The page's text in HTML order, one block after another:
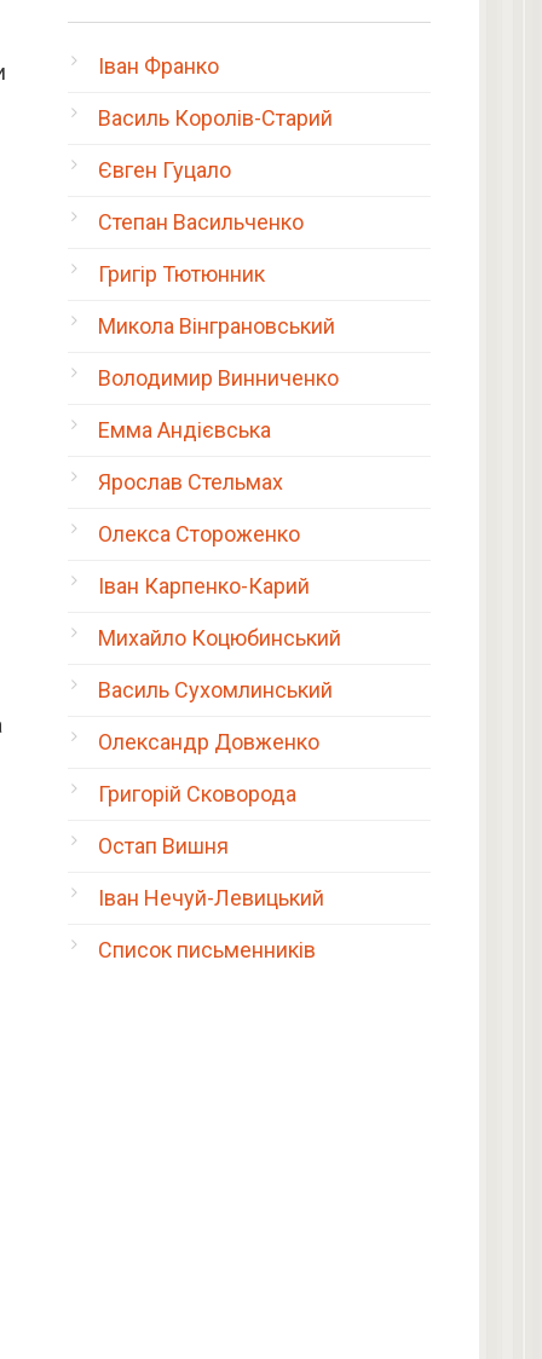
Іван Франко
Василь Королів-Старий
Євген Гуцало
Степан Васильченко
Григір Тютюнник
Микола Вінграновський
Володимир Винниченко
Емма Андієвська
Ярослав Стельмах
Олекса Стороженко
Іван Карпенко-Карий
Михайло Коцюбинський
Василь Сухомлинський
Олександр Довженко
Григорій Сковорода
Остап Вишня
Іван Нечуй-Левицький
Список письменників